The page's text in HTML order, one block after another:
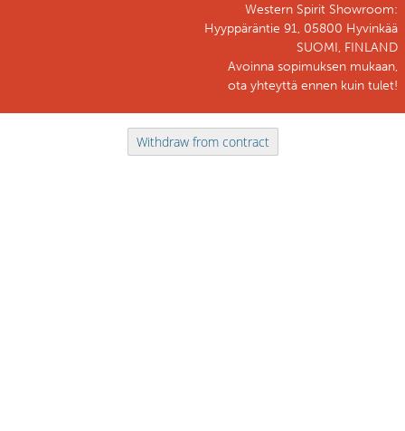
Western Spirit Showroom:
Hyyppäräntie 91, 05800 Hyvinkää
SUOMI, FINLAND
Avoinna sopimuksen mukaan,
ota yhteyttä ennen kuin tulet!
Withdraw from contract